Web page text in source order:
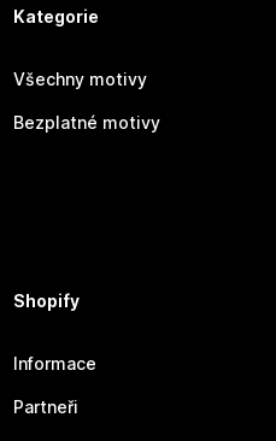
Kategorie
Všechny motivy
Bezplatné motivy
Shopify
Informace
Partneři